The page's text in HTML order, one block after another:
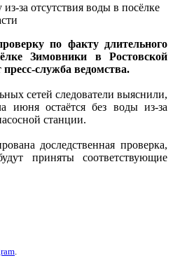
за отсутствия воды в посёлке
по факту длительного
Зимовники в Ростовской
служба ведомства.
сетей следователи выяснили,
июня остаётся без воды из-за
станции.
доследственная проверка,
приняты соответствующие
.